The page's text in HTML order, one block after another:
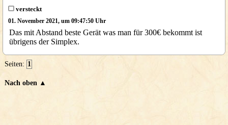
versteckt
01. November 2021, um 09:47:50 Uhr
Das mit Abstand beste Gerät was man für 300€ bekommt ist
übrigens der Simplex.
Seiten: 1
Nach oben ▲